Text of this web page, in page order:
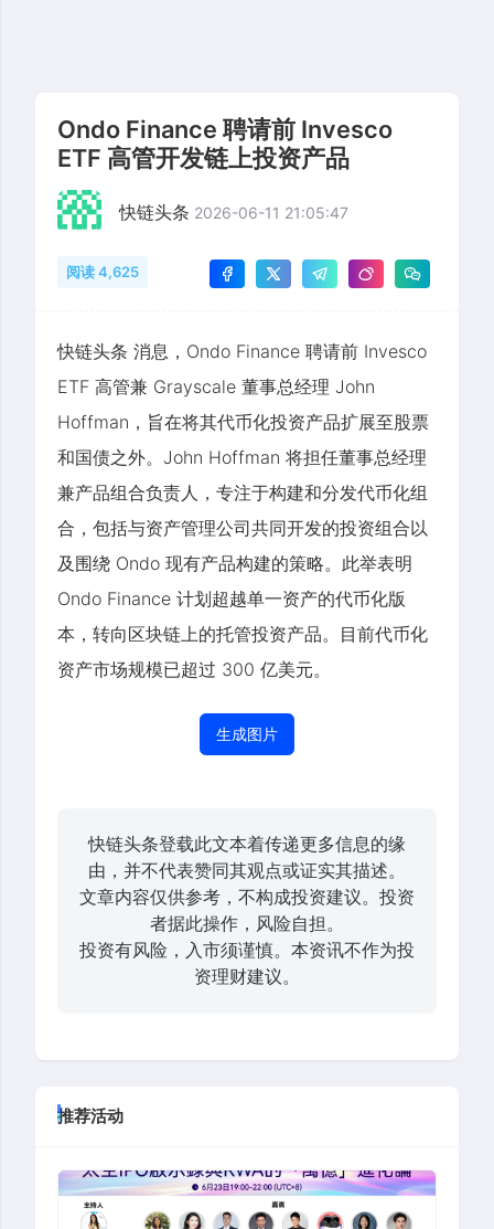
Ondo Finance 聘请前 Invesco
ETF 高管开发链上投资产品
快链头条 2026-06-11 21:05:47
阅读 4,625
快链头条 消息，Ondo Finance 聘请前 Invesco
ETF 高管兼 Grayscale 董事总经理 John
Hoffman，旨在将其代币化投资产品扩展至股票
和国债之外。John Hoffman 将担任董事总经理
兼产品组合负责人，专注于构建和分发代币化组
合，包括与资产管理公司共同开发的投资组合以
及围绕 Ondo 现有产品构建的策略。此举表明
Ondo Finance 计划超越单一资产的代币化版
本，转向区块链上的托管投资产品。目前代币化
资产市场规模已超过 300 亿美元。
生成图片
快链头条登载此文本着传递更多信息的缘
由，并不代表赞同其观点或证实其描述。
文章内容仅供参考，不构成投资建议。投资
者据此操作，风险自担。
投资有风险，入市须谨慎。本资讯不作为投
资理财建议。
推荐活动